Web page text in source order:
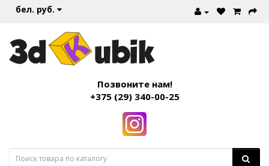
бел. руб.
Позвоните нам!
+375 (29) 340-00-25